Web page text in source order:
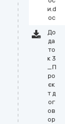
и.d
oc
До
да
то
к 3
_П
ро
єк
т д
ог
ов
ор